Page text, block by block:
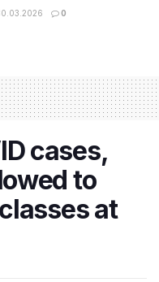
0
cases,
to
at